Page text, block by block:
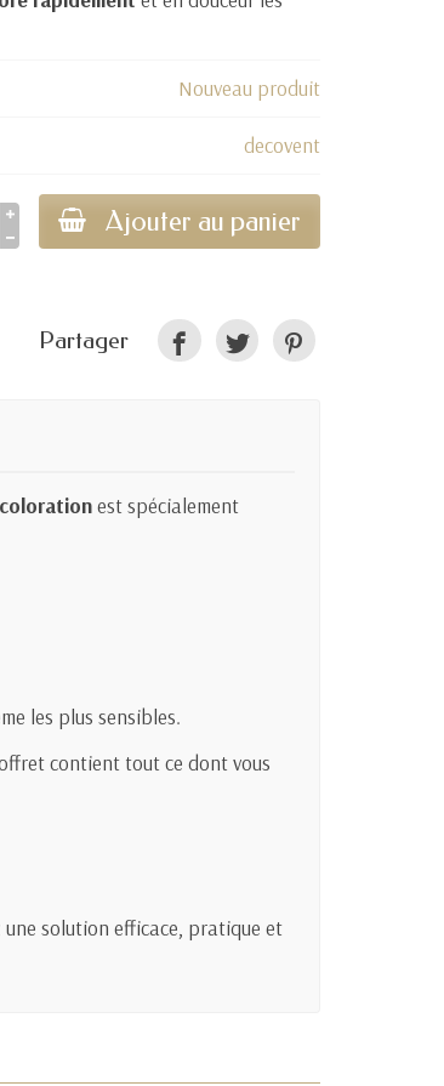
Nouveau produit
decovent
Ajouter au panier
Partager
est spécialement
les plus sensibles.
contient tout ce dont vous
solution efficace, pratique et